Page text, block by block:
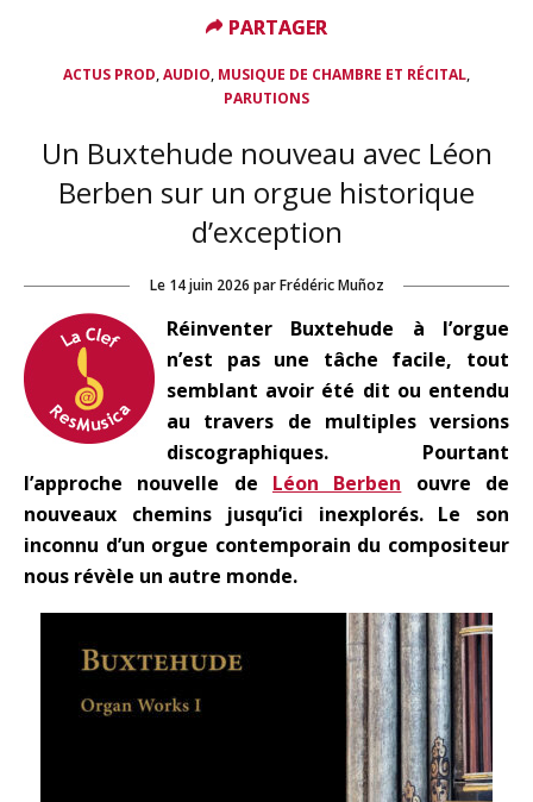
ACTUS PROD,AUDIO, MUSIQUE DE CHAMBRE ET RÉCITAL,
PARUTIONS
Un Buxtehude nouveau avec Léon
Berben sur un orgue historique
d’exception
Le 14 juin 2026 par Frédéric Muñoz
Réinventer Buxtehude à l’orgue
n’est pas une tâche facile, tout
semblant avoir été dit ou entendu
au travers de multiples versions
discographiques. Pourtant
l’approche nouvelle de Léon Berben ouvre de
nouveaux chemins jusqu’ici inexplorés. Le son
inconnu d’un orgue contemporain du compositeur
nous révèle un autre monde.
PARTAGER
PARTAGER